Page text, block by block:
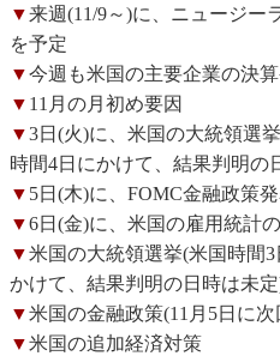
▼来週(11/9～)に、ニュージー
を予定
▼今週も米国の主要企業の決
▼ 11月の月初め要因
▼3日(火)に、米国の大統領選
時間4日にかけて、結果判明の
▼ 5日(木)に、FOMC金融政策
▼6日(金)に、米国の雇用統計
▼米国の大統領選挙(米国時間
かけて、結果判明の日時は未
▼米国の金融政策(11月5日に
▼米国の追加経済対策